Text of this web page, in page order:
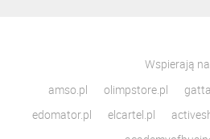
Wspierają
amso.pl
olimpstore.pl
edomator.pl
elcartel.pl